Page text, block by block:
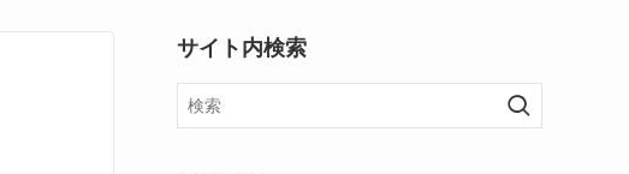
サイト内検索